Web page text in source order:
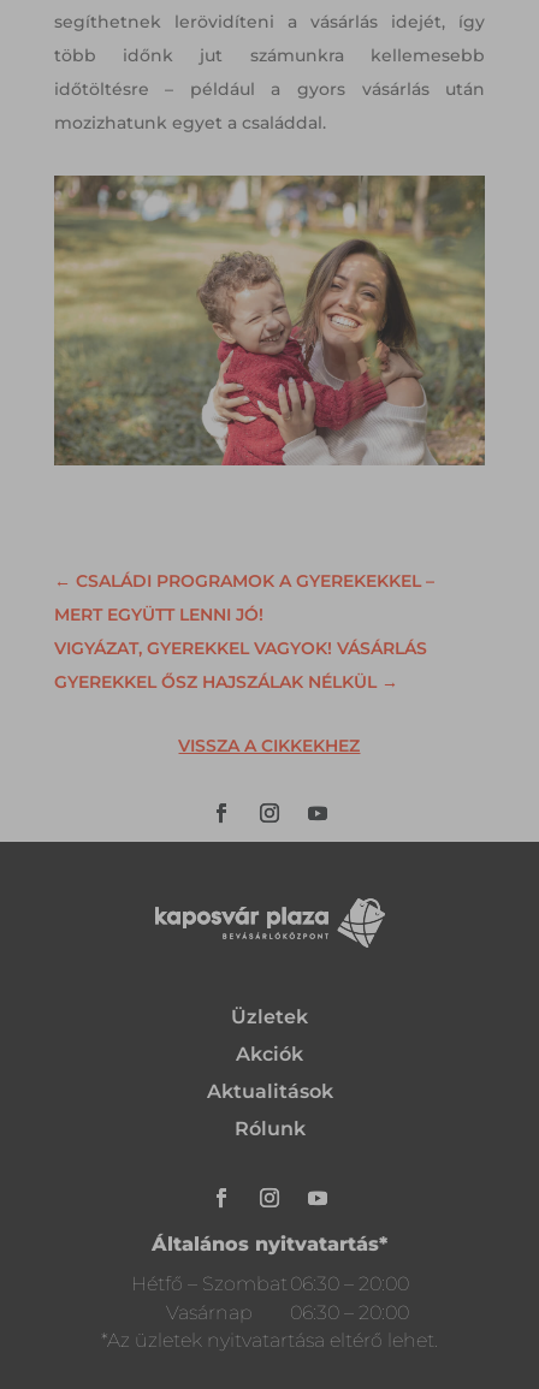
segíthetnek lerövidíteni a vásárlás idejét, így
több időnk jut számunkra kellemesebb
időtöltésre – például a gyors vásárlás után
mozizhatunk egyet a családdal.
← CSALÁDI PROGRAMOK A GYEREKEKKEL –
MERT EGYÜTT LENNI JÓ!
VIGYÁZAT, GYEREKKEL VAGYOK! VÁSÁRLÁS
GYEREKKEL ŐSZ HAJSZÁLAK NÉLKÜL→
VISSZA A CIKKEKHEZ
Üzletek
Akciók
Aktualitások
Rólunk
Általános nyitvatartás*
Hétfő – Szombat 06:30 – 20:00
Vasárnap
06:30 – 20:00
*Az üzletek nyitvatartása eltérő lehet.